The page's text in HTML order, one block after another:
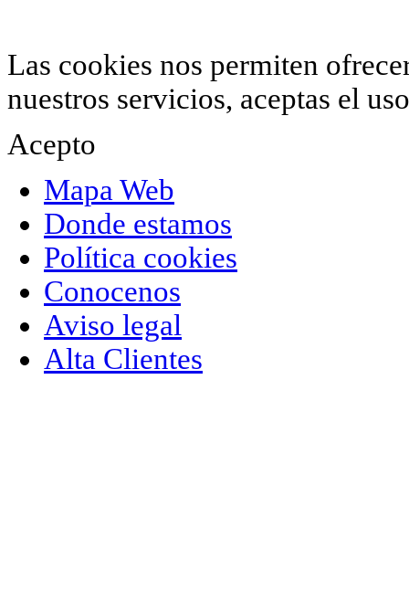
Las cookies nos permiten
nuestros servicios, aceptas el
Acepto
Mapa Web
Donde estamos
Política cookies
Conocenos
Aviso legal
Alta Clientes